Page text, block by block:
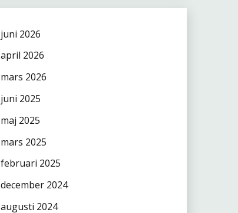
juni 2026
april 2026
mars 2026
juni 2025
maj 2025
mars 2025
februari 2025
december 2024
augusti 2024